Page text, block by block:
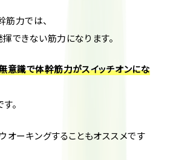
力では、
できない筋力になります。
意識で体幹筋力がスイッチオンにな
。
オーキングすることもオススメです